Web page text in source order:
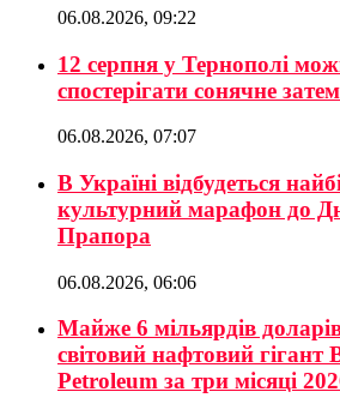
06.08.2026, 09:22
12 серпня у Тернополі
спостерігати сонячне
06.08.2026, 07:07
В Україні відбудеться
культурний марафон до
Прапора
06.08.2026, 06:06
Майже 6 мільярдів
світовий нафтовий гігант
Petroleum за три місяці